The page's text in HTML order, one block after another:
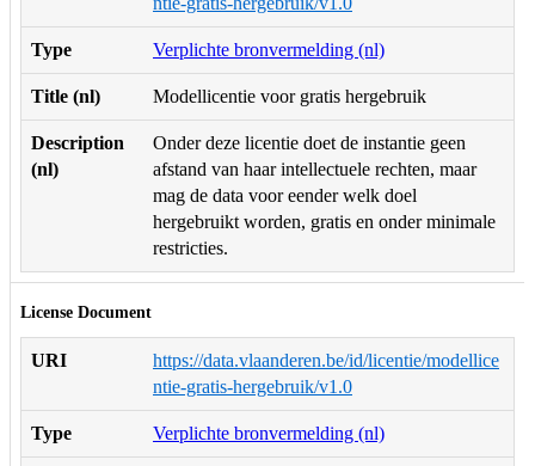
Type Verplichte bronvermelding (nl)
Title (nl) Modellicentie voor gratis hergebruik
Description
(nl)
Onder deze licentie doet de instantie geen
afstand van haar intellectuele rechten, maar
mag de data voor eender welk doel
hergebruikt worden, gratis en onder minimale
restricties.
License Document
URI
https://data.vlaanderen.be/id/licentie/modellice
ntie-gratis-hergebruik/v1.0
Type Verplichte bronvermelding (nl)